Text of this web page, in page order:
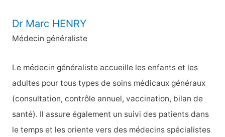
e
r
h
e
r
:
Dr Marc HENRY
Médecin généraliste
Le médecin généraliste accueille les enfants et les
adultes pour tous types de soins médicaux généraux
(consultation, contrôle annuel, vaccination, bilan de
santé). Il assure également un suivi des patients dans
le temps et les oriente vers des médecins spécialistes